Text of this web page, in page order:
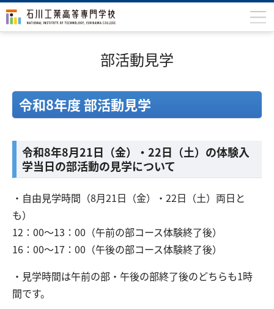
専攻科
入学案内
学生生活
国際交流
研究・産学連携
教育・研究施設
中学生の方 在学生の方
保護者の方 卒業生の方 地域・企業の方
部活動見学
令和8年度 部活動見学
令和8年8月21日（金）・22日（土）の体験入
学当日の部活動の見学について
・自由見学時間（8月21日（金）・22日（土）両日と
も）
12：00～13：00（午前の部コース体験終了後）
16：00～17：00（午後の部コース体験終了後）
・見学時間は午前の部・午後の部終了後のどちらも1時
間です。